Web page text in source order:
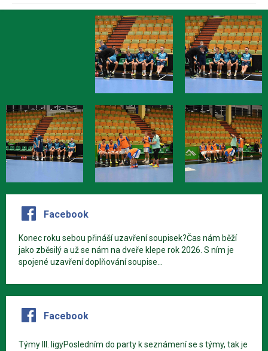
Facebook
Konec roku sebou přináší uzavření soupisek?Čas nám běží
jako zběsilý a už se nám na dveře klepe rok 2026. S ním je
spojené uzavření doplňování soupise...
Facebook
Týmy III. ligyPosledním do party k seznámení se s týmy, tak je